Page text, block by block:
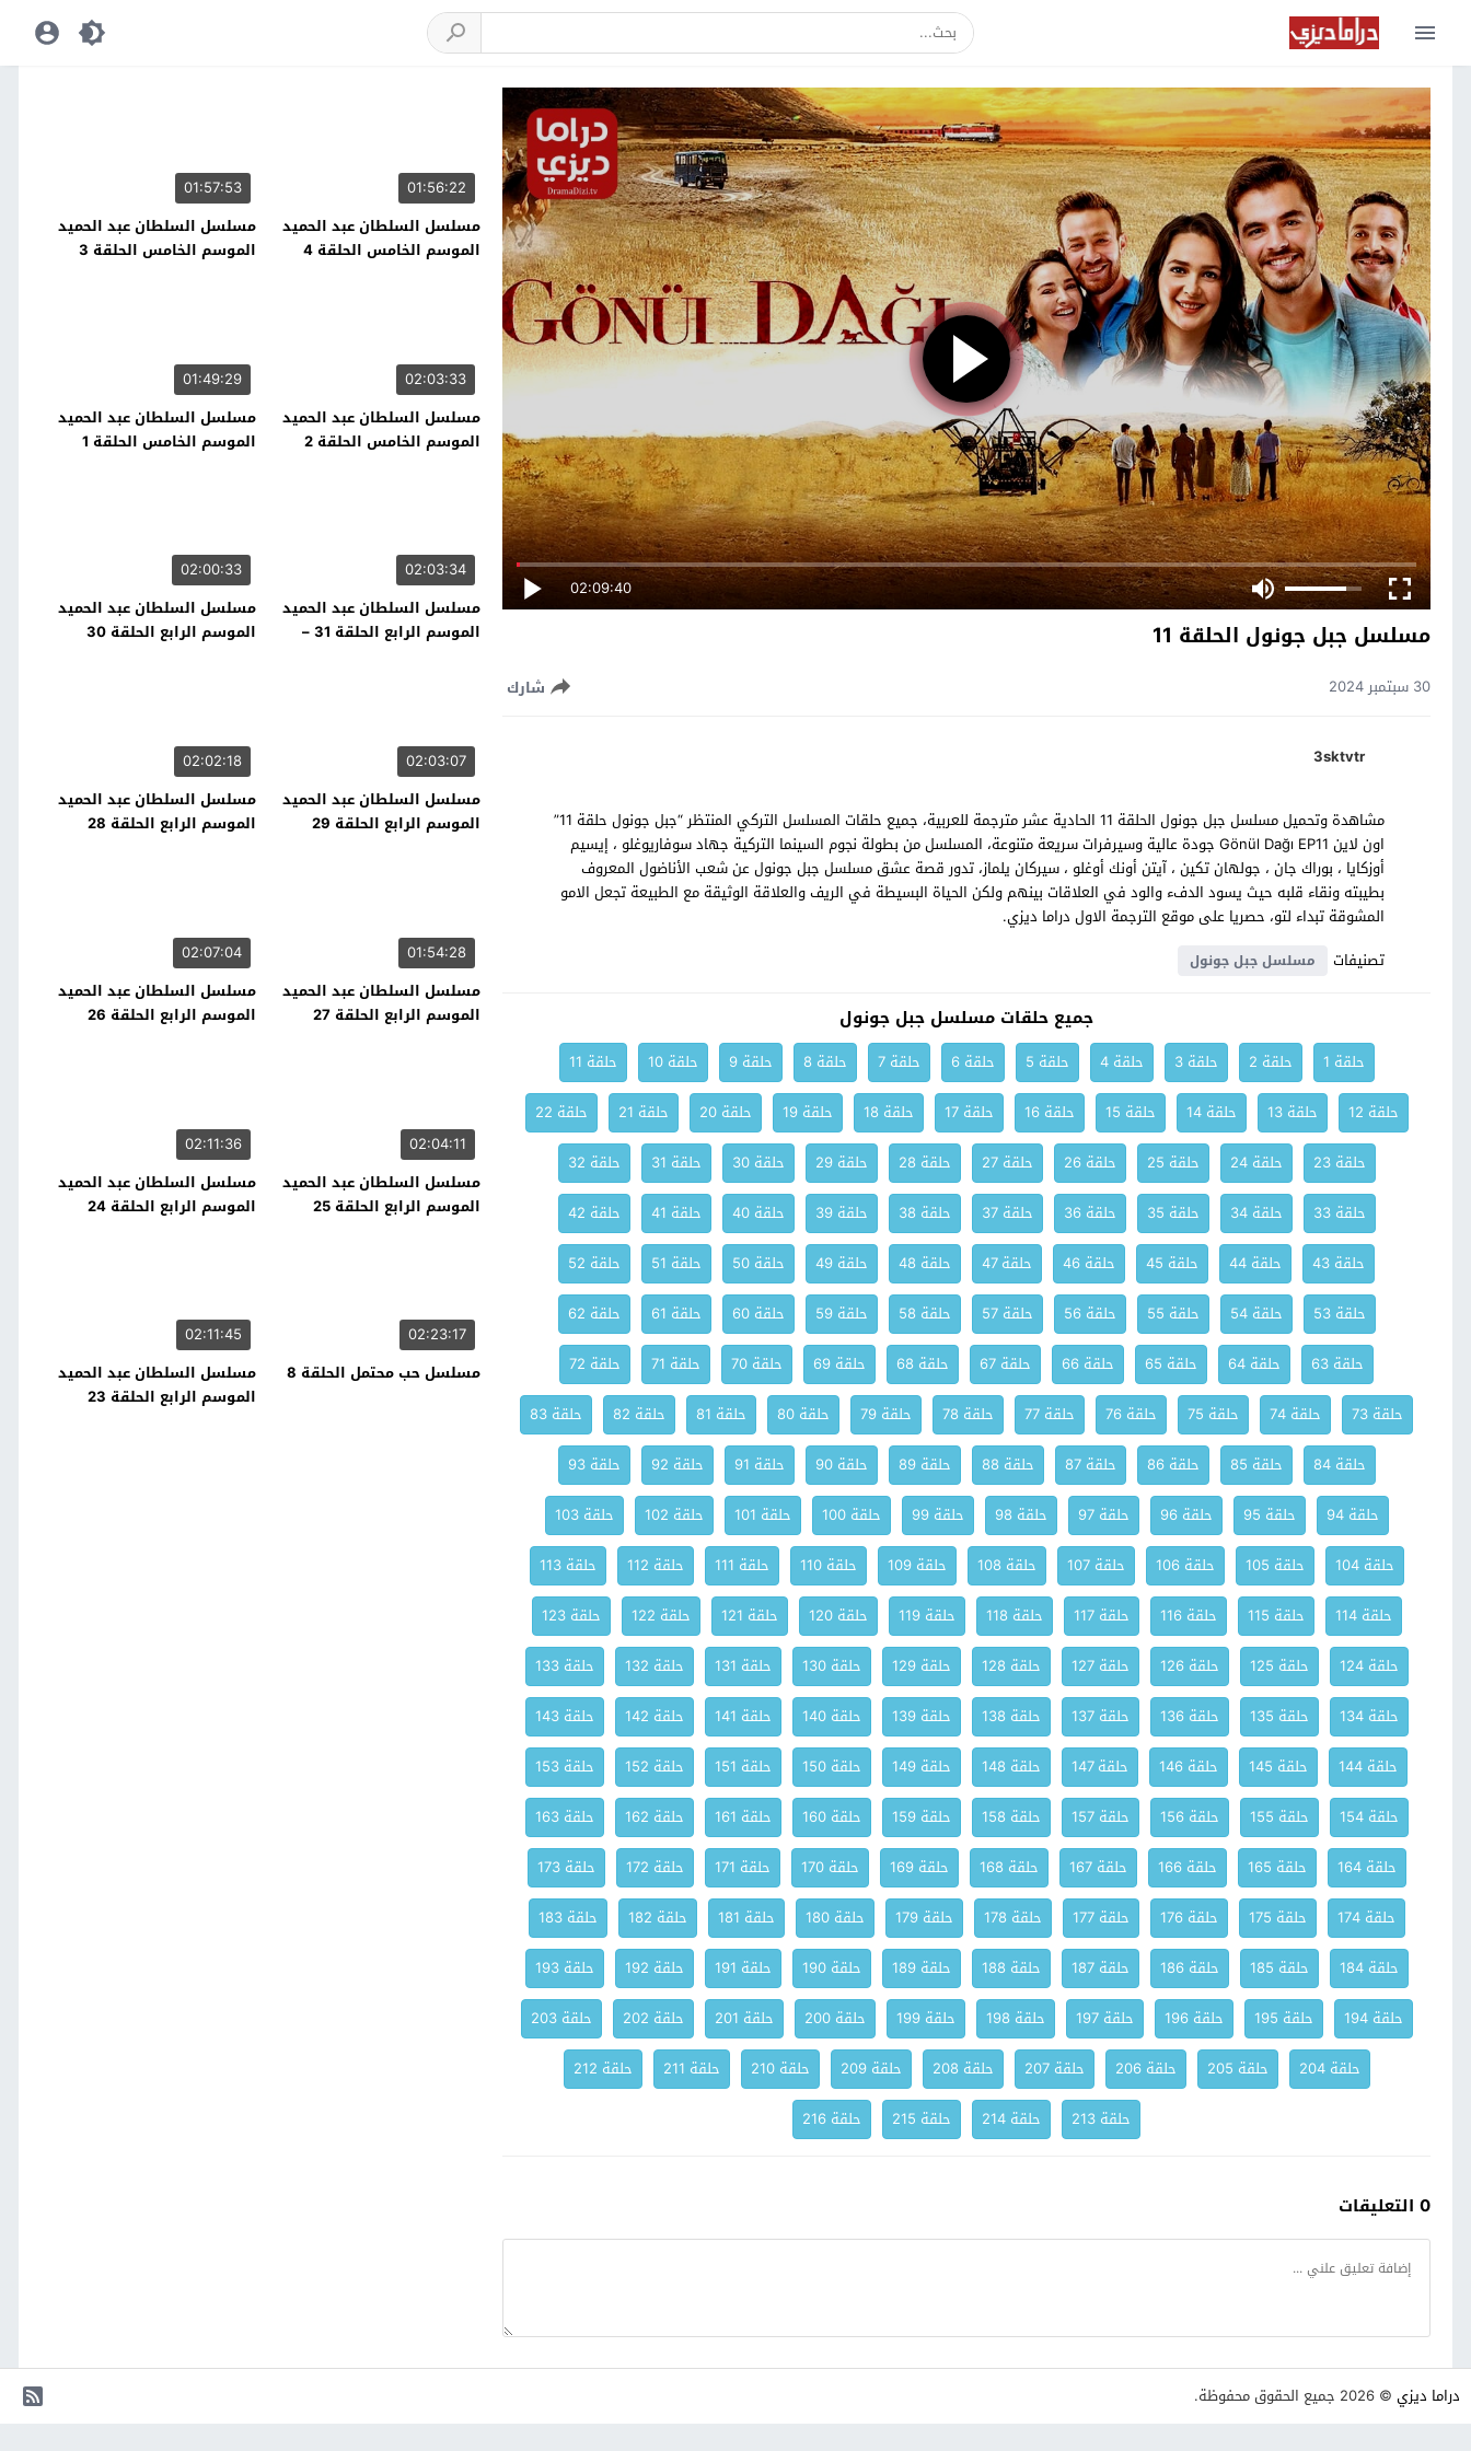
02:09:40
مسلسل جبل جونول الحلقة 11
30 سبتمبر 2024 شارك
3sktvtr
مشاهدة وتحميل مسلسل جبل جونول الحلقة 11 الحادية عشر مترجمة للعربية، جميع حلقات المسلسل التركي المنتظر “جبل جونول حلقة 11”
اون لاين Gönül Dağı EP11 جودة عالية وسيرفرات سريعة متنوعة، المسلسل من بطولة نجوم السينما التركية جهاد سوفاريوغلو ، إيسيم
أوزكايا ، بوراك جان ، جولهان تكين ، آيتن أونك أوغلو ، سيركان يلماز، تدور قصة عشق مسلسل جبل جونول عن شعب الأناضول المعروف
بطيبته ونقاء قلبه حيث يسود الدفء والود في العلاقات بينهم ولكن الحياة البسيطة في الريف والعلاقة الوثيقة مع الطبيعة تجعل الامو
المشوقة تبداء لتو، حصريا على موقع الترجمة الاول دراما ديزي.
تصنيفات
مسلسل جبل جونول
جميع حلقات مسلسل جبل جونول
حلقة 1 حلقة 2 حلقة 3 حلقة 4 حلقة 5 حلقة 6 حلقة 7 حلقة 8 حلقة 9 حلقة 10
حلقة 11
حلقة 12
حلقة 13 حلقة 14 حلقة 15 حلقة 16 حلقة 17 حلقة 18 حلقة 19 حلقة 20 حلقة 21
حلقة 22
حلقة 23
حلقة 24 حلقة 25 حلقة 26 حلقة 27 حلقة 28 حلقة 29 حلقة 30 حلقة 31
حلقة 32
حلقة 33
حلقة 34 حلقة 35 حلقة 36 حلقة 37 حلقة 38 حلقة 39 حلقة 40 حلقة 41
حلقة 42
حلقة 43
حلقة 44 حلقة 45 حلقة 46 حلقة 47 حلقة 48 حلقة 49 حلقة 50 حلقة 51
حلقة 52
حلقة 53
حلقة 54 حلقة 55 حلقة 56 حلقة 57 حلقة 58 حلقة 59 حلقة 60 حلقة 61
حلقة 62
حلقة 63
حلقة 64 حلقة 65 حلقة 66 حلقة 67 حلقة 68 حلقة 69 حلقة 70 حلقة 71
حلقة 72
حلقة 73
حلقة 74 حلقة 75 حلقة 76 حلقة 77 حلقة 78 حلقة 79 حلقة 80 حلقة 81 حلقة 82
حلقة 83
حلقة 84
حلقة 85 حلقة 86 حلقة 87 حلقة 88 حلقة 89 حلقة 90 حلقة 91 حلقة 92
حلقة 93
حلقة 94
حلقة 95 حلقة 96 حلقة 97 حلقة 98 حلقة 99 حلقة 100 حلقة 101 حلقة 102
حلقة 103
حلقة 104
حلقة 105 حلقة 106 حلقة 107 حلقة 108 حلقة 109 حلقة 110 حلقة 111 حلقة 112
حلقة 113
حلقة 114
حلقة 115 حلقة 116 حلقة 117 حلقة 118 حلقة 119 حلقة 120 حلقة 121 حلقة 122
حلقة 123
حلقة 124
حلقة 125 حلقة 126 حلقة 127 حلقة 128 حلقة 129 حلقة 130 حلقة 131 حلقة 132
حلقة 133
حلقة 134
حلقة 135 حلقة 136 حلقة 137 حلقة 138 حلقة 139 حلقة 140 حلقة 141 حلقة 142
حلقة 143
حلقة 144
حلقة 145 حلقة 146 حلقة 147 حلقة 148 حلقة 149 حلقة 150 حلقة 151 حلقة 152
حلقة 153
حلقة 154
حلقة 155 حلقة 156 حلقة 157 حلقة 158 حلقة 159 حلقة 160 حلقة 161 حلقة 162
حلقة 163
حلقة 164
حلقة 165 حلقة 166 حلقة 167 حلقة 168 حلقة 169 حلقة 170 حلقة 171 حلقة 172
حلقة 173
حلقة 174
حلقة 175 حلقة 176 حلقة 177 حلقة 178 حلقة 179 حلقة 180 حلقة 181 حلقة 182
حلقة 183
حلقة 184
حلقة 185 حلقة 186 حلقة 187 حلقة 188 حلقة 189 حلقة 190 حلقة 191 حلقة 192
حلقة 193
حلقة 194
حلقة 195 حلقة 196 حلقة 197 حلقة 198 حلقة 199 حلقة 200 حلقة 201 حلقة 202
حلقة 203
حلقة 204
حلقة 205 حلقة 206 حلقة 207 حلقة 208 حلقة 209 حلقة 210 حلقة 211
حلقة 212
حلقة 213
حلقة 214 حلقة 215 حلقة 216
0 التعليقات
01:56:22
مسلسل السلطان عبد الحميد
الموسم الخامس الحلقة 4
01:57:53
مسلسل السلطان عبد الحميد
الموسم الخامس الحلقة 3
02:03:33
مسلسل السلطان عبد الحميد
الموسم الخامس الحلقة 2
01:49:29
مسلسل السلطان عبد الحميد
الموسم الخامس الحلقة 1
02:03:34
مسلسل السلطان عبد الحميد
الموسم الرابع الحلقة 31 –
02:00:33
مسلسل السلطان عبد الحميد
الموسم الرابع الحلقة 30
02:03:07
مسلسل السلطان عبد الحميد
الموسم الرابع الحلقة 29
02:02:18
مسلسل السلطان عبد الحميد
الموسم الرابع الحلقة 28
01:54:28
مسلسل السلطان عبد الحميد
الموسم الرابع الحلقة 27
02:07:04
مسلسل السلطان عبد الحميد
الموسم الرابع الحلقة 26
02:04:11
مسلسل السلطان عبد الحميد
الموسم الرابع الحلقة 25
02:11:36
مسلسل السلطان عبد الحميد
الموسم الرابع الحلقة 24
02:23:17
مسلسل حب محتمل الحلقة 8
02:11:45
مسلسل السلطان عبد الحميد
الموسم الرابع الحلقة 23
دراما ديزي © 2026 جميع الحقوق محفوظة.